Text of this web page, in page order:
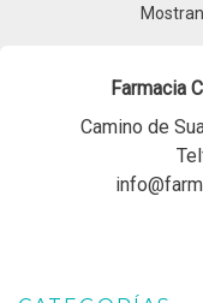
Farmacia
Camino de